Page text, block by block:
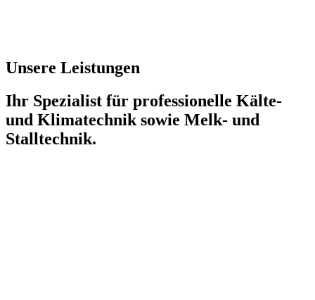
Unsere Leistungen
Ihr Spezialist für professionelle Kälte-
und Klimatechnik sowie Melk- und
Stalltechnik.